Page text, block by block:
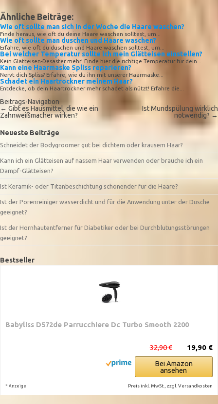
Ähnliche Beiträge:
Wie oft sollte man sich in der Woche die Haare waschen?
Finde heraus, wie oft du deine Haare waschen solltest, um...
Wie oft sollte man duschen und Haare waschen?
Erfahre, wie oft du duschen und Haare waschen solltest, um...
Bei welcher Temperatur sollte ich mein Glätteisen einstellen?
Kein Glätteisen-Desaster mehr! Finde hier die richtige Temperatur für dein...
Kann eine Haarmaske Spliss reparieren?
Nervt dich Spliss? Erfahre, wie du ihn mit unserer Haarmaske...
Schadet ein Haartrockner meinem Haar?
Entdecke, ob dein Haartrockner mehr schadet als nützt! Erfahre die...
Beitrags-Navigation
← Gibt es Hausmittel, die wie ein
Zahnweißmacher wirken?
Ist Mundspülung wirklich
notwendig? →
Neueste Beiträge
Schneidet der Bodygroomer gut bei dichtem oder krausem Haar?
Kann ich ein Glätteisen auf nassem Haar verwenden oder brauche ich ein
Dampf-Glätteisen?
Ist Keramik- oder Titanbeschichtung schonender für die Haare?
Ist der Porenreiniger wasserdicht und für die Anwendung unter der Dusche
geeignet?
Ist der Hornhautentferner für Diabetiker oder bei Durchblutungsstörungen
geeignet?
Bestseller
Babyliss D572de Parrucchiere Dc Turbo Smooth 2200
19,90 €
32,90 €
Bei Amazon
ansehen
* Anzeige Preis inkl. MwSt., zzgl. Versandkosten